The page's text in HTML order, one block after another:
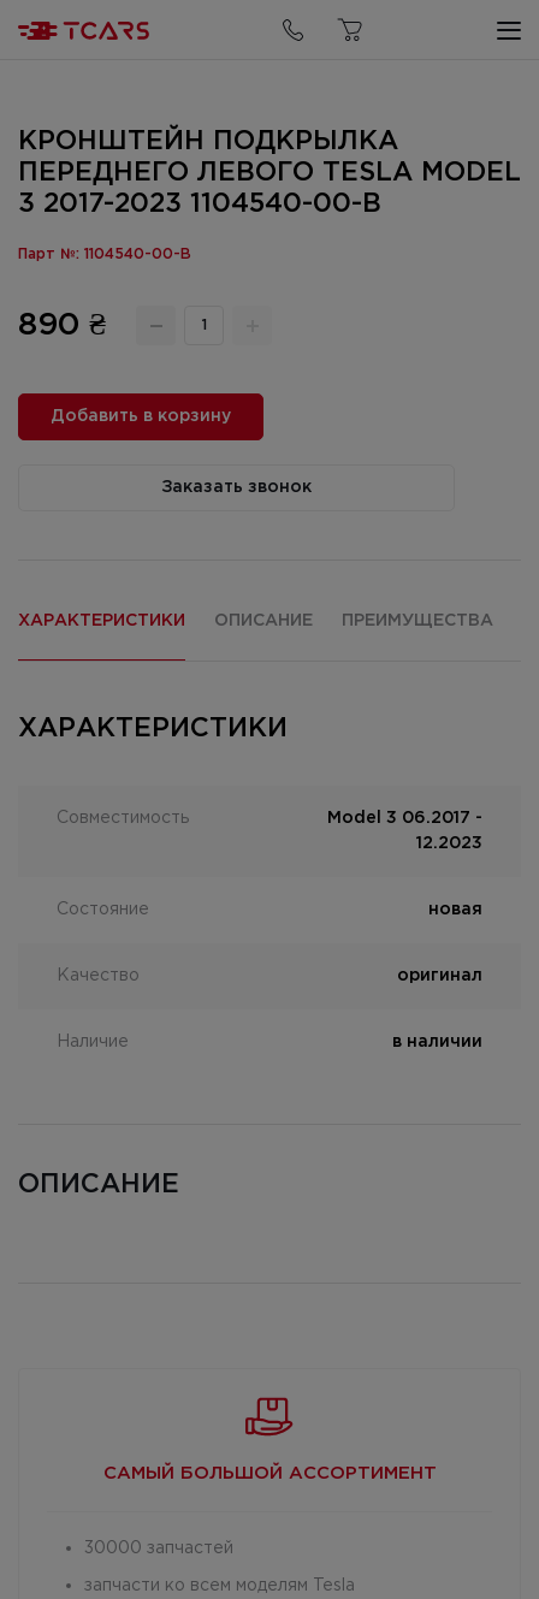
КРОНШТЕЙН ПОДКРЫЛКА
ПЕРЕДНЕГО ЛЕВОГО TESLA MODEL
3 2017-2023 1104540-00-B
Парт №: 1104540-00-B
890 ₴
Добавить в корзину
Заказать звонок
ХАРАКТЕРИСТИКИ ОПИСАНИЕ ПРЕИМУЩЕСТВА
ХАРАКТЕРИСТИКИ
Совместимость
Model 3 06.2017 -
12.2023
Состояние новая
Качество оригинал
Наличие в наличии
ОПИСАНИЕ
САМЫЙ БОЛЬШОЙ АССОРТИМЕНТ
30000 запчастей
запчасти ко всем моделям Tesla